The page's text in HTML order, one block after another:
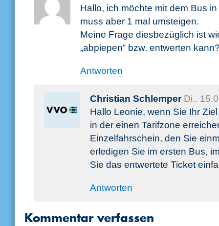
Hallo, ich möchte mit dem Bus
muss aber 1 mal umsteigen.
Meine Frage diesbezüglich ist
„abpiepen“ bzw. entwerten
Antworten
Christian Schlemper Di..
Hallo Leonie, wenn Sie Ihr
in der einen Tarifzone
Einzelfahrschein, den Sie
erledigen Sie im ersten Bus,
Sie das entwertete Ticket
Antworten
Kommentar verfassen